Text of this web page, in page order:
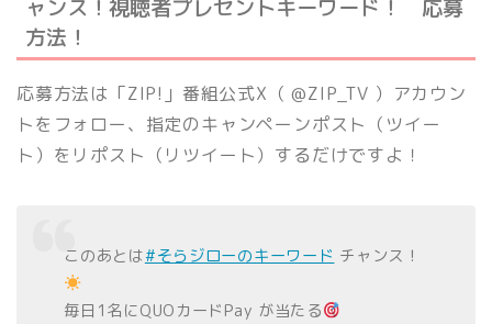
ャンス！視聴者プレセントキーワード！ 応募
方法！
応募方法は「ZIP!」番組公式X（ @ZIP_TV ）アカウン
トをフォロー、指定のキャンペーンポスト（ツイー
ト）をリポスト（リツイート）するだけですよ！
このあとは#そらジローのキーワード チャンス！
毎日1名にQUOカードPay が当たる